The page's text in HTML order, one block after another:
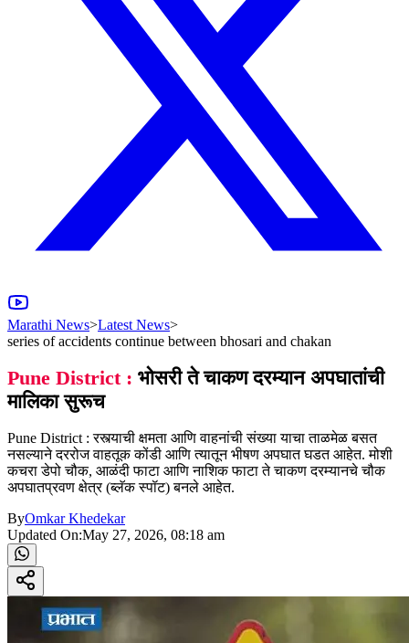
Marathi News>Latest News>
series of accidents continue between bhosari and chakan
Pune District : भोसरी ते चाकण दरम्यान अपघातांची
मालिका सुरूच
Pune District : रस्त्याची क्षमता आणि वाहनांची संख्या याचा ताळमेळ बसत
नसल्याने दररोज वाहतूक कोंडी आणि त्यातून भीषण अपघात घडत आहेत. मोशी
कचरा डेपो चौक, आळंदी फाटा आणि नाशिक फाटा ते चाकण दरम्यानचे चौक
अपघातप्रवण क्षेत्र (ब्लॅक स्पॉट) बनले आहेत.
ByOmkar Khedekar
Updated On:May 27, 2026, 08:18 am